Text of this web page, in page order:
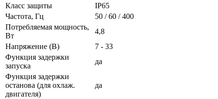
Класс защиты
IP65
Частота, Гц
50 / 60 / 400
Потребляемая мощность,
Вт
4,8
Напряжение (В)
7 - 33
Функция задержки
запуска
да
Функция задержки
останова (для охлаж.
двигателя)
да